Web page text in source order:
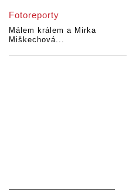
Fotoreporty
Málem králem a Mirka
Miškechová...